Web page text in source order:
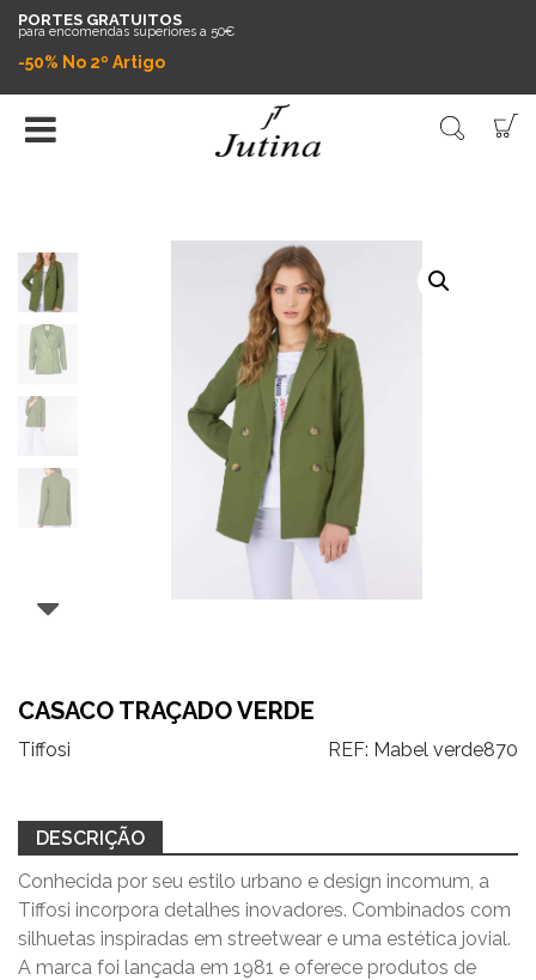
PORTES GRATUITOS
para encomendas superiores a 50€
-50% No 2º Artigo
CASACO TRAÇADO VERDE
Tiffosi REF: Mabel verde870
DESCRIÇÃO
Conhecida por seu estilo urbano e design incomum, a
Tiffosi incorpora detalhes inovadores. Combinados com
silhuetas inspiradas em streetwear e uma estética jovial.
A marca foi lançada em 1981 e oferece produtos de